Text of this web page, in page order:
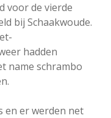
II
I
II
voor de vierde
bij Schaakwoude.
hadden
name schrambo
en er werden net